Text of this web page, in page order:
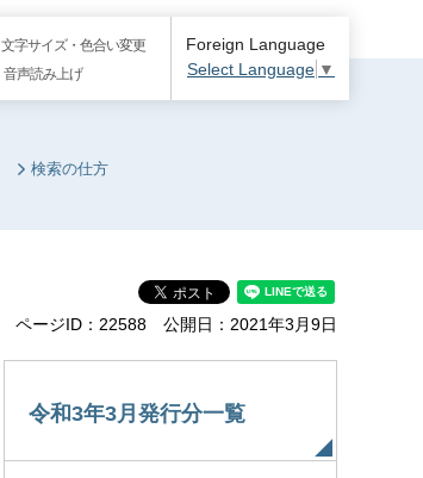
文字サイズ・色合い変更
音声読み上げ
Foreign Language
Select Language ▼
検索の仕方
ページID：22588 公開日：2021年3月9日
令和3年3月発行分一覧